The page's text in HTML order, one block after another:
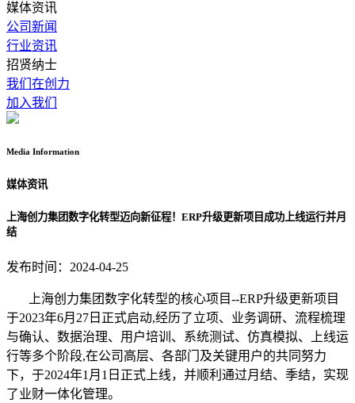
媒体资讯
公司新闻
行业资讯
招贤纳士
我们在创力
加入我们
Media Information
媒体资讯
上海创力集团数字化转型迈向新征程！ERP升级更新项目成功上线运行并月
结
发布时间：2024-04-25
上海创力集团数字化转型的核心项目--ERP升级更新项目
于2023年6月27日正式启动,经历了立项、业务调研、流程梳理
与确认、数据治理、用户培训、系统测试、仿真模拟、上线运
行等多个阶段,在公司高层、各部门及关键用户的共同努力
下，于2024年1月1日正式上线，并顺利通过月结、季结，实现
了业财一体化管理。